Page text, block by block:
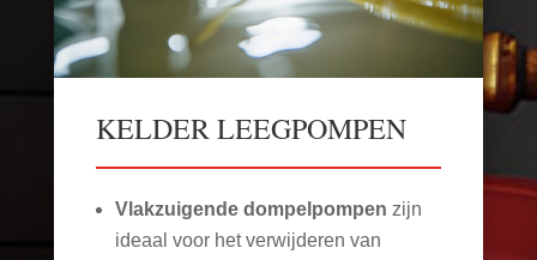
KELDER LEEGPOMPEN
Vlakzuigende dompelpompen zijn
ideaal voor het verwijderen van